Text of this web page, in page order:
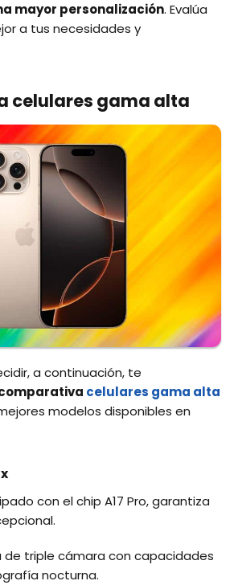
mayor personalización. Evalúa
a tus necesidades y
celulares gama alta
a continuación, te
celulares gama alta
modelos disponibles en
con el chip A17 Pro, garantiza
de triple cámara con capacidades
nocturna.